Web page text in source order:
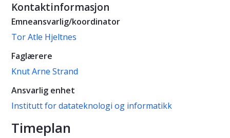
Kontaktinformasjon
Emneansvarlig/koordinator
Tor Atle Hjeltnes
Faglærere
Knut Arne Strand
Ansvarlig enhet
Institutt for datateknologi og informatikk
Timeplan